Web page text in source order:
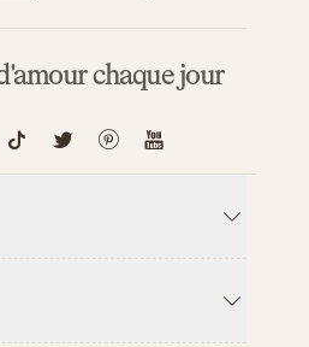
chaque jour